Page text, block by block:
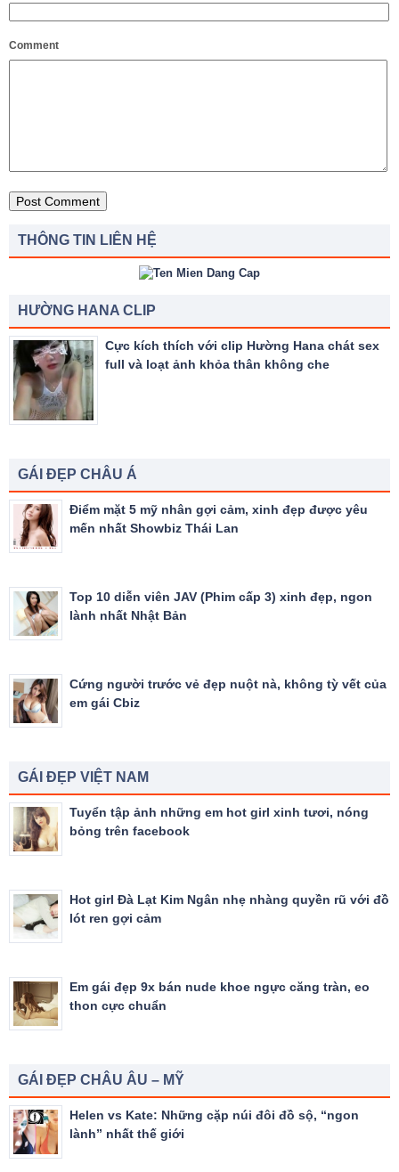
Comment
THÔNG TIN LIÊN HỆ
HƯỜNG HANA CLIP
Cực kích thích với clip Hường Hana chát sex
full và loạt ảnh khỏa thân không che
GÁI ĐẸP CHÂU Á
Điểm mặt 5 mỹ nhân gợi cảm, xinh đẹp được yêu
mến nhất Showbiz Thái Lan
Top 10 diễn viên JAV (Phim cấp 3) xinh đẹp, ngon
lành nhất Nhật Bản
Cứng người trước vẻ đẹp nuột nà, không tỳ vết của
em gái Cbiz
GÁI ĐẸP VIỆT NAM
Tuyển tập ảnh những em hot girl xinh tươi, nóng
bỏng trên facebook
Hot girl Đà Lạt Kim Ngân nhẹ nhàng quyền rũ với đồ
lót ren gợi cảm
Em gái đẹp 9x bán nude khoe ngực căng tràn, eo
thon cực chuẩn
GÁI ĐẸP CHÂU ÂU – MỸ
Helen vs Kate: Những cặp núi đôi đồ sộ, “ngon
lành” nhất thế giới